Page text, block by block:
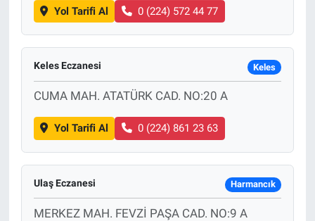
Yol Tarifi Al 0 (224) 572 44 77
Keles Eczanesi Keles
CUMA MAH. ATATÜRK CAD. NO:20 A
Yol Tarifi Al 0 (224) 861 23 63
Ulaş Eczanesi Harmancık
MERKEZ MAH. FEVZİ PAŞA CAD. NO:9 A